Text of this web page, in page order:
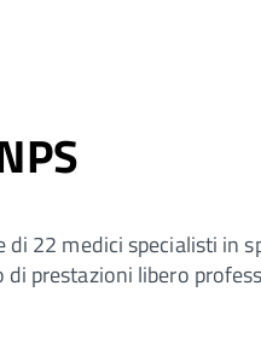
22 medici specialisti in
libero